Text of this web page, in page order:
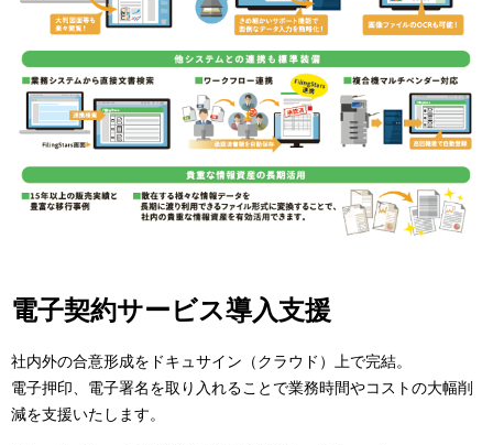
電子契約サービス導入支援
社内外の合意形成をドキュサイン（クラウド）上で完結。
電子押印、電子署名を取り入れることで業務時間やコストの大幅削
減を支援いたします。